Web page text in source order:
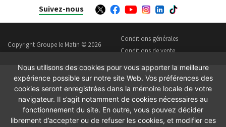
Suivez-nous
Copyright Groupe le Matin © 2026
Conditions générales
Conditions de vente
Nous utilisons des cookies pour vous apporter la meilleure
expérience possible sur notre site Web. Vos préférences des
cookies seront enregistrées dans la mémoire locale de votre
navigateur. Il s’agit notamment de cookies nécessaires au
fonctionnement du site. En outre, vous pouvez décider
librement d’accepter ou de refuser les cookies, et modifier ces